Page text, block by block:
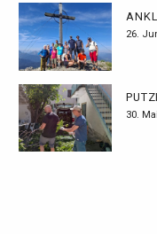
26.
30.